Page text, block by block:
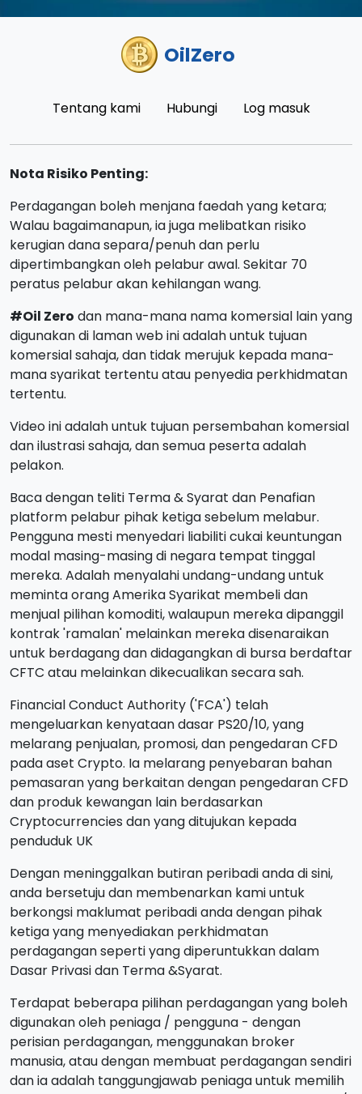
OilZero
Tentang kami Hubungi Log masuk
Nota Risiko Penting:
Perdagangan boleh menjana faedah yang ketara;
Walau bagaimanapun, ia juga melibatkan risiko
kerugian dana separa/penuh dan perlu
dipertimbangkan oleh pelabur awal. Sekitar 70
peratus pelabur akan kehilangan wang.
#Oil Zero dan mana-mana nama komersial lain yang
digunakan di laman web ini adalah untuk tujuan
komersial sahaja, dan tidak merujuk kepada mana-
mana syarikat tertentu atau penyedia perkhidmatan
tertentu.
Video ini adalah untuk tujuan persembahan komersial
dan ilustrasi sahaja, dan semua peserta adalah
pelakon.
Baca dengan teliti Terma & Syarat dan Penafian
platform pelabur pihak ketiga sebelum melabur.
Pengguna mesti menyedari liabiliti cukai keuntungan
modal masing-masing di negara tempat tinggal
mereka. Adalah menyalahi undang-undang untuk
meminta orang Amerika Syarikat membeli dan
menjual pilihan komoditi, walaupun mereka dipanggil
kontrak 'ramalan' melainkan mereka disenaraikan
untuk berdagang dan didagangkan di bursa berdaftar
CFTC atau melainkan dikecualikan secara sah.
Financial Conduct Authority ('FCA') telah
mengeluarkan kenyataan dasar PS20/10, yang
melarang penjualan, promosi, dan pengedaran CFD
pada aset Crypto. Ia melarang penyebaran bahan
pemasaran yang berkaitan dengan pengedaran CFD
dan produk kewangan lain berdasarkan
Cryptocurrencies dan yang ditujukan kepada
penduduk UK
Dengan meninggalkan butiran peribadi anda di sini,
anda bersetuju dan membenarkan kami untuk
berkongsi maklumat peribadi anda dengan pihak
ketiga yang menyediakan perkhidmatan
perdagangan seperti yang diperuntukkan dalam
Dasar Privasi dan Terma &Syarat.
Terdapat beberapa pilihan perdagangan yang boleh
digunakan oleh peniaga / pengguna - dengan
perisian perdagangan, menggunakan broker
manusia, atau dengan membuat perdagangan sendiri
dan ia adalah tanggungjawab peniaga untuk memilih